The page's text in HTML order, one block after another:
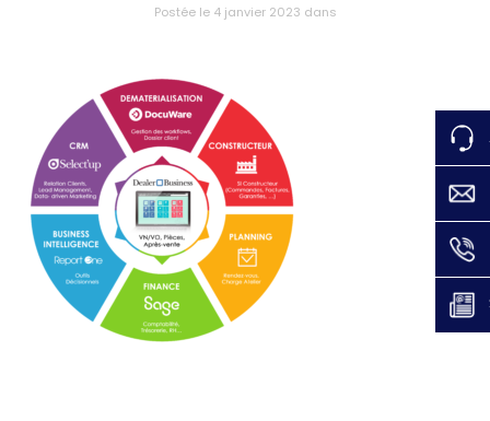
Postée le 4 janvier 2023 dans